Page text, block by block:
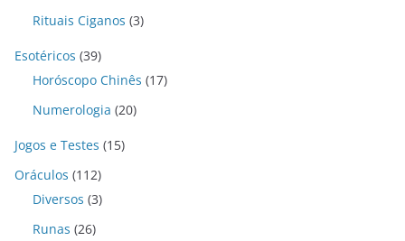
Rituais Ciganos (3)
Esotéricos (39)
Horóscopo Chinês (17)
Numerologia (20)
Jogos e Testes (15)
Oráculos (112)
Diversos (3)
Runas (26)